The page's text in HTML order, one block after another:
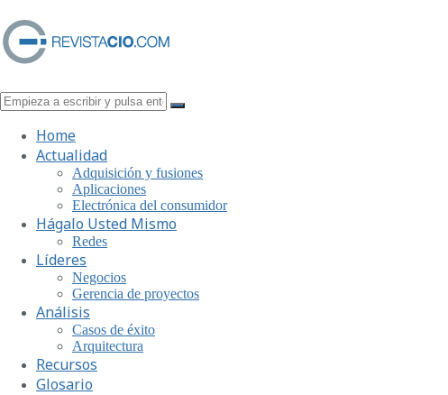
Home
Actualidad
Adquisición y fusiones
Aplicaciones
Electrónica del consumidor
Hágalo Usted Mismo
Redes
Líderes
Negocios
Gerencia de proyectos
Análisis
Casos de éxito
Arquitectura
Recursos
Glosario